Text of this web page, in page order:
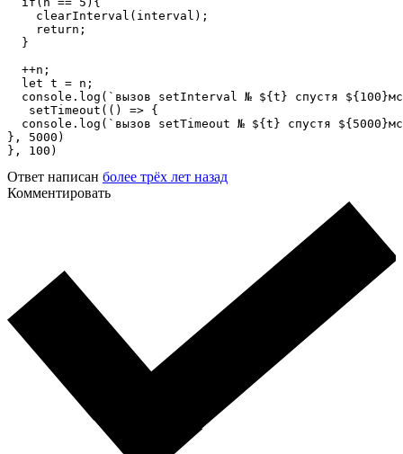
    clearInterval(interval);
    return;
  }
  ++n;
  let t = n;
console.log(`вызов setInterval № ${t} спустя
   setTimeout(() => {
console.log(`вызов setTimeout № ${t} спустя
}, 5000)
}, 100)
Ответ написан более трёх лет назад
Комментировать